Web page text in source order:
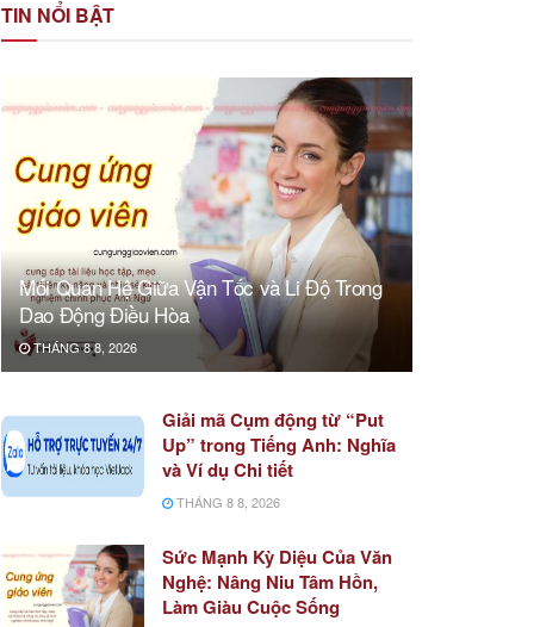
TIN NỔI BẬT
Mối Quan Hệ Giữa Vận Tốc và Li Độ Trong
Dao Động Điều Hòa
THÁNG 8 8, 2026
Giải mã Cụm động từ “Put
Up” trong Tiếng Anh: Nghĩa
và Ví dụ Chi tiết
THÁNG 8 8, 2026
Sức Mạnh Kỳ Diệu Của Văn
Nghệ: Nâng Niu Tâm Hồn,
Làm Giàu Cuộc Sống